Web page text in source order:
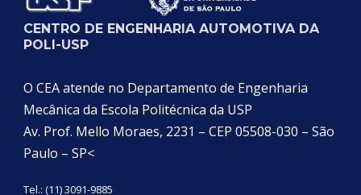
CENTRO DE ENGENHARIA AUTOMOTIVA DA
POLI-USP
O CEA atende no Departamento de Engenharia
Mecânica da Escola Politécnica da USP
Av. Prof. Mello Moraes, 2231 – CEP 05508-030 – São
Paulo – SP<
Tel.: (11) 3091-9885